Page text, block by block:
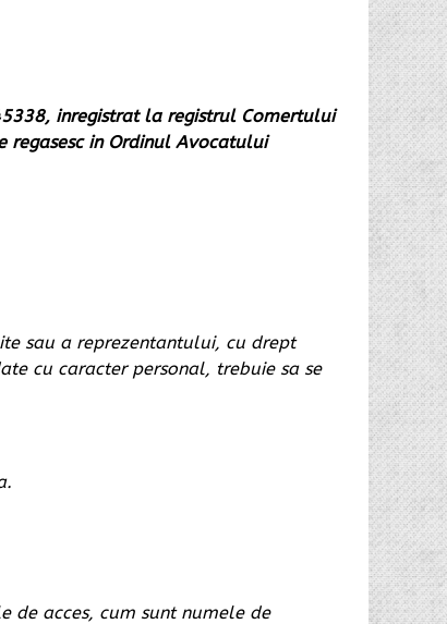
inregistrat la registrul Comertului
regasesc in Ordinul Avocatului
sau a reprezentantului, cu drept
cu caracter personal, trebuie sa se
de acces, cum sunt numele de